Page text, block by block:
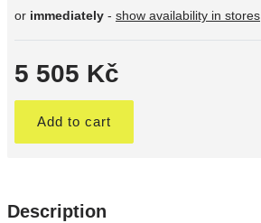
or immediately - show availability in stores
5 505 Kč
Add to cart
Description